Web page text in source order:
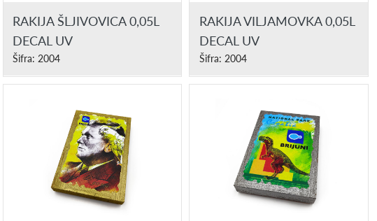
RAKIJA ŠLJIVOVICA 0,05L
DECAL UV
Šifra: 2004
RAKIJA VILJAMOVKA 0,05L
DECAL UV
Šifra: 2004